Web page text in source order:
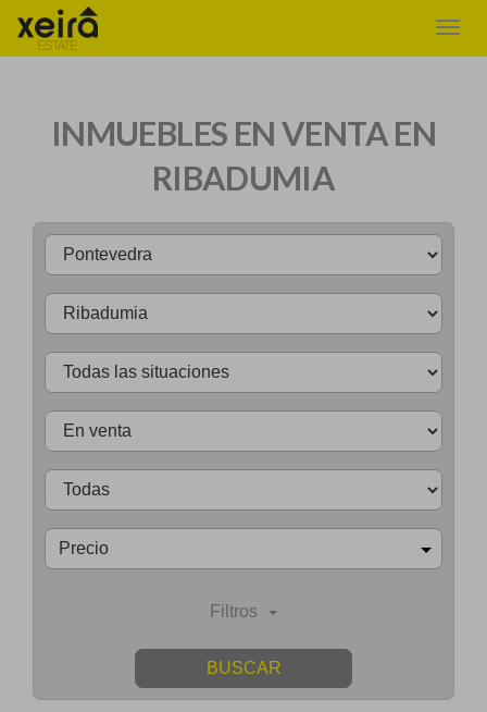
INMUEBLES EN VENTA EN
RIBADUMIA
Precio
Filtros
BUSCAR